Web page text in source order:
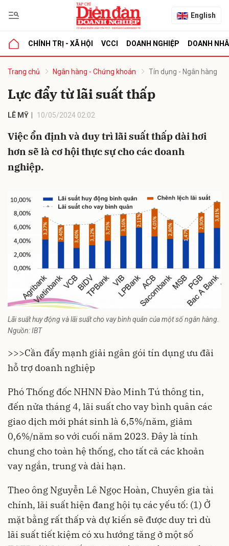
English
CHÍNH TRỊ - XÃ HỘI VCCI DOANH NGHIỆP DOANH
Trang chủ Ngân hàng - Chứng khoán Tín dụng - Ngân hàng
Lực đẩy từ lãi suất thấp
LÊ MỸ 10/05/2024 02:02
Việc ổn định và duy trì lãi suất thấp dài hơi
hơn sẽ là cơ hội thực sự cho các doanh
nghiệp.
Lãi suất huy động và lãi suất cho vay bình quân của một số ngân hàng.
Nguồn: IBT
>>>Cần đẩy mạnh giải ngân gói tín dụng ưu đãi
hỗ trợ doanh nghiệp
Phó Thống đốc NHNN Đào Minh Tú thông tin,
đến nửa tháng 4, lãi suất cho vay bình quân các
giao dịch mới phát sinh là 6,5%/năm, giảm
0,6%/năm so với cuối năm 2023. Đây là tính
chung cho toàn hệ thống, cho tất cả các khoản
vay ngắn, trung và dài hạn.
Theo ông Nguyễn Lê Ngọc Hoàn, Chuyên gia tài
chính, lãi suấthiện đang hội tụ các yếu tố: (1) Ở
mặt bằng rất thấp và dự kiến sẽ được duy trì dù
lãi suất tiết kiệm có xu hướng tăng ở một số
luận